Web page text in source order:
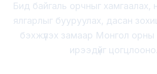
Бид байгаль орчныг хамгаалах,
ялгарлыг бууруулах, дасан
бэхжүүлэх замаар Монгол
ирээдүйг цогцлооно.